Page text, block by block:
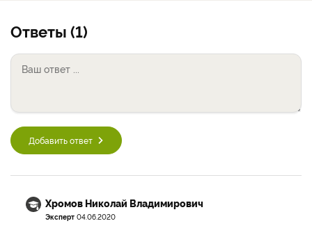
Ответы (1)
Добавить ответ
Хромов Николай Владимирович
Эксперт 04.06.2020